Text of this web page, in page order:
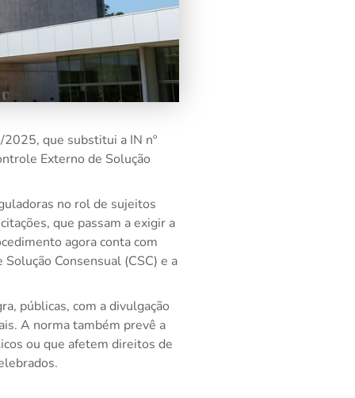
que substitui a IN nº
Externo de Solução
no rol de sujeitos
que passam a exigir a
agora conta com
Consensual (CSC) e a
públicas, com a divulgação
A norma também prevê a
ou que afetem direitos de